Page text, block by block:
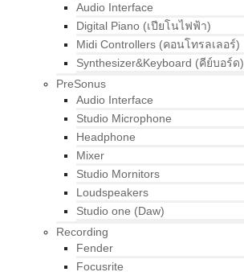
Audio Interface
Digital Piano (เปียโนไฟฟ้า)
Midi Controllers (คอนโทรลเลอร์)
Synthesizer&Keyboard (คีย์บอร์ด)
PreSonus
Audio Interface
Studio Microphone
Headphone
Mixer
Studio Mornitors
Loudspeakers
Studio one (Daw)
Recording
Fender
Focusrite